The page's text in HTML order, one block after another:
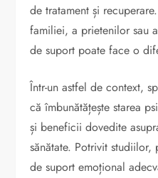
de tratament și
familiei, a prietenilor sau
de suport poate face o
Într-un astfel de context,
că îmbunătățește starea
și beneficii dovedite
sănătate. Potrivit
de suport emoțional